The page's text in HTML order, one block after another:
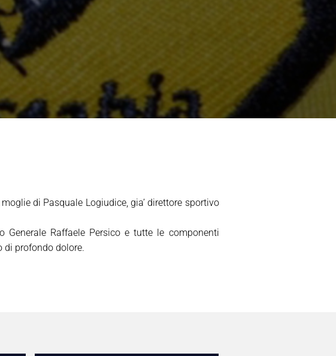
di Pasquale Logiudice, gia’ direttore sportivo
Generale Raffaele Persico e tutte le componenti
di profondo dolore.